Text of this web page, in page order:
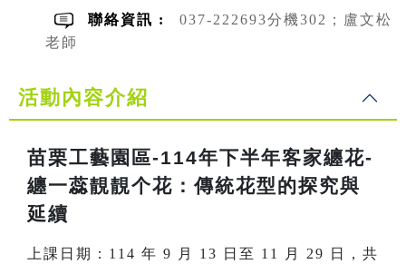
聯絡資訊 :
037-222693分機302；盧文松
老師
活動內容介紹
苗栗工藝園區-114年下半年客家纏花-
纏一蕊靚靚个花：傳統花型的探究與
延續
上課日期：114 年 9 月 13 日至 11 月 29 日，共